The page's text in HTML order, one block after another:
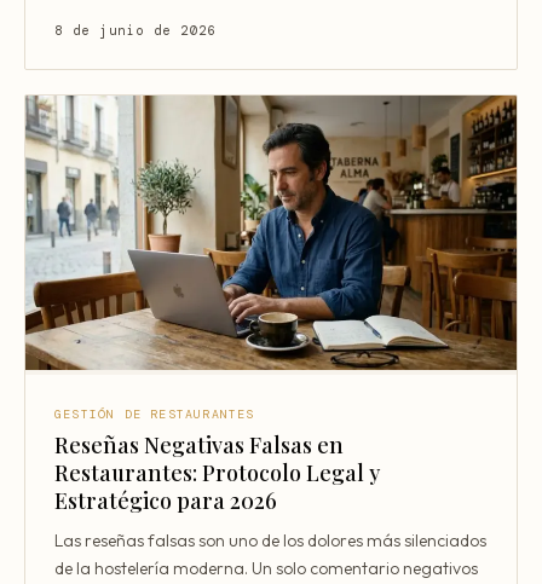
8 de junio de 2026
GESTIÓN DE RESTAURANTES
Reseñas Negativas Falsas en
Restaurantes: Protocolo Legal y
Estratégico para 2026
Las reseñas falsas son uno de los dolores más silenciados
de la hostelería moderna. Un solo comentario negativos